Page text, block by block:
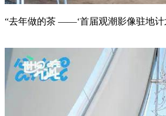
“去年做的茶 ——‘首届观潮影像驻地计